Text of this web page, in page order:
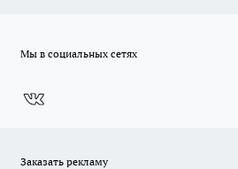
Мы в социальных сетях
Заказать рекламу